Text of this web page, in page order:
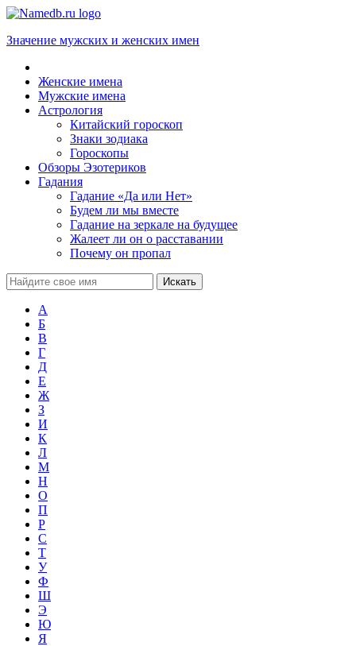
Значение мужских и женских имен
Женские имена
Мужские имена
Астрология
Китайский гороскоп
Знаки зодиака
Гороскопы
Обзоры Эзотериков
Гадания
Гадание «Да или Нет»
Будем ли мы вместе
Гадание на зеркале на будущее
Жалеет ли он о расставании
Почему он пропал
А
Б
В
Г
Д
Е
Ж
З
И
К
Л
М
Н
О
П
Р
С
Т
У
Ф
Ш
Э
Ю
Я